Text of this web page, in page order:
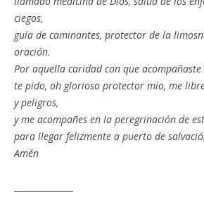
ciegos,
guía de caminantes, protector de la
oración.
Por aquella caridad con que acompañaste
te pido, oh glorioso protector mío, me
y peligros,
y me acompañes en la peregrinación de
para llegar felizmente a puerto de
Amén